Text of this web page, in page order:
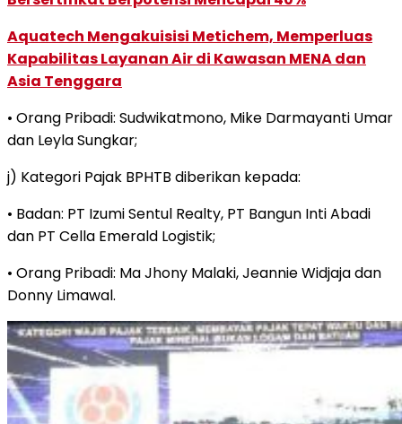
Aquatech Mengakuisisi Metichem, Memperluas
Kapabilitas Layanan Air di Kawasan MENA dan
Asia Tenggara
• Orang Pribadi: Sudwikatmono, Mike Darmayanti Umar
dan Leyla Sungkar;
j) Kategori Pajak BPHTB diberikan kepada:
• Badan: PT Izumi Sentul Realty, PT Bangun Inti Abadi
dan PT Cella Emerald Logistik;
• Orang Pribadi: Ma Jhony Malaki, Jeannie Widjaja dan
Donny Limawal.